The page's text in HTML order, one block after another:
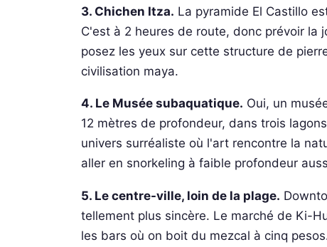
3. Chichen Itza. La pyramide El Castillo
C'est à 2 heures de route, donc prévoir la
posez les yeux sur cette structure de
civilisation maya.
4. Le Musée subaquatique. Oui, un
12 mètres de profondeur, dans trois
univers surréaliste où l'art rencontre la
aller en snorkeling à faible profondeur
5. Le centre-ville, loin de la plage.
tellement plus sincère. Le marché de Ki-
les bars où on boit du mezcal à cinq